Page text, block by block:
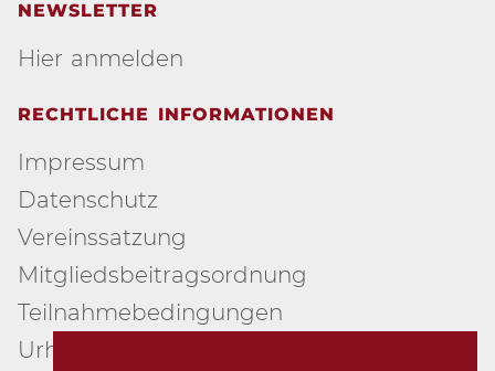
NEWSLETTER
Hier anmelden
RECHTLICHE INFORMATIONEN
Impressum
Datenschutz
Vereinssatzung
Mitgliedsbeitragsordnung
Teilnahmebedingungen
Urheberschutz